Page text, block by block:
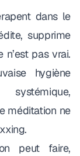
dans le
supprime
n’est pas vrai.
hygiène
méditation ne
peut faire,